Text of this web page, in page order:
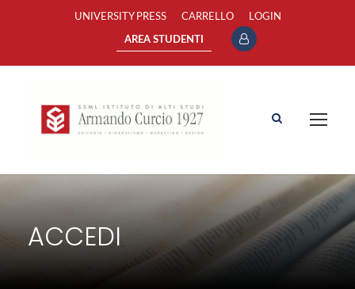
UNIVERSITY PRESS CARRELLO LOGIN
AREA STUDENTI
ACCEDI